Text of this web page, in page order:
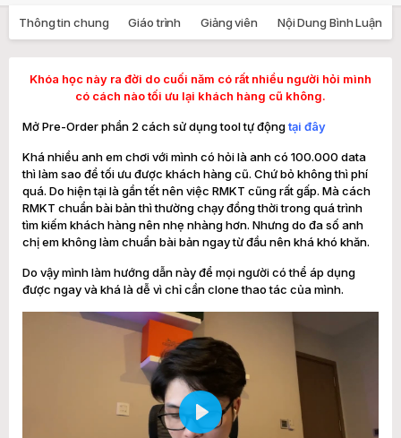
Thông tin chung Giáo trình Giảng viên Nội Dung Bình Luận
Khóa học này ra đời do cuối năm có rất nhiều người hỏi mình
có cách nào tối ưu lại khách hàng cũ không.
Mở Pre-Order phần 2 cách sử dụng tool tự độngtại đây
Khá nhiều anh em chơi với mình có hỏi là anh có 100.000 data
thì làm sao để tối ưu được khách hàng cũ. Chứ bỏ không thì phí
quá. Do hiện tại là gần tết nên việc RMKT cũng rất gấp. Mà cách
RMKT chuẩn bài bản thì thường chạy đồng thời trong quá trình
tìm kiếm khách hàng nên nhẹ nhàng hơn. Nhưng do đa số anh
chị em không làm chuẩn bài bản ngay từ đầu nên khá khó khăn.
Do vậy mình làm hướng dẫn này để mọi người có thể áp dụng
được ngay và khá là dễ vì chỉ cần clone thao tác của mình.
Play